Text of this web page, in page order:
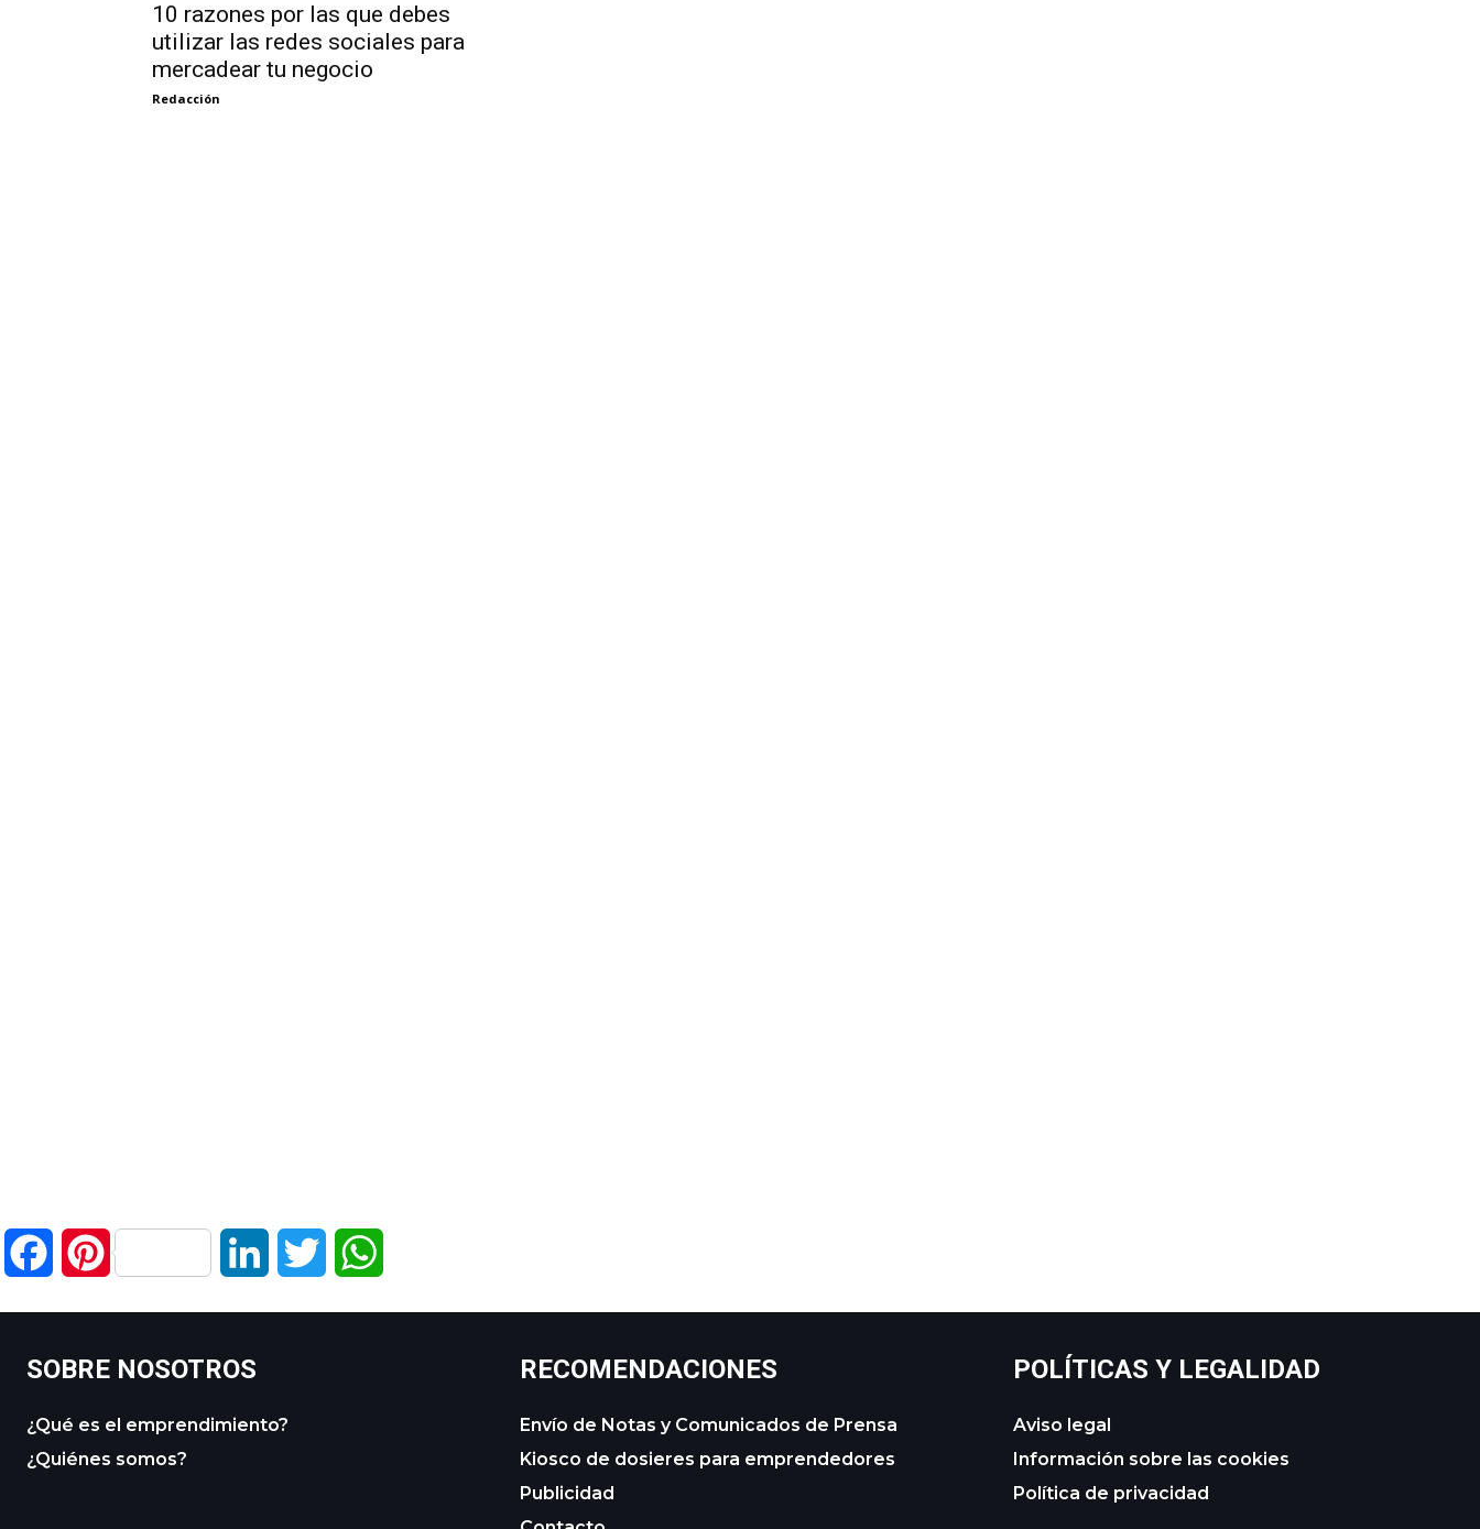
10 razones por las que debes
utilizar las redes sociales para
mercadear tu negocio
Redacción
FacebookPinterest LinkedIn Twitter
SOBRE NOSOTROS
¿Qué es el emprendimiento?
¿Quiénes somos?
RECOMENDACIONES
Envío de Notas y Comunicados de Prensa
Kiosco de dosieres para emprendedores
Publicidad
POLÍTICAS Y LEGALIDAD
Aviso legal
Información sobre las cookies
Política de privacidad